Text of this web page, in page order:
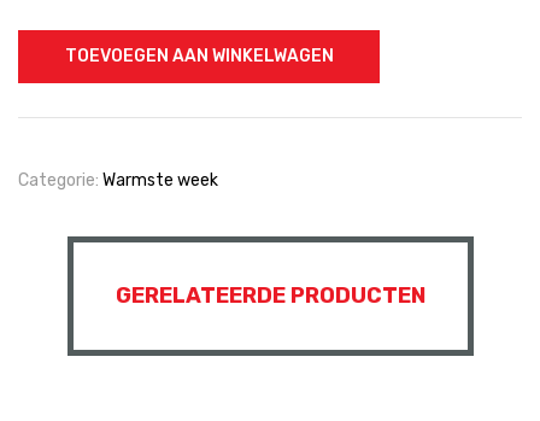
TOEVOEGEN AAN WINKELWAGEN
Categorie: Warmste week
GERELATEERDE PRODUCTEN